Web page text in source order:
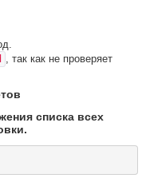
, так как не проверяет
списка всех